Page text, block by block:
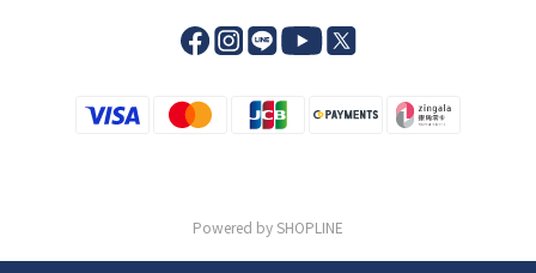
Powered by SHOPLINE